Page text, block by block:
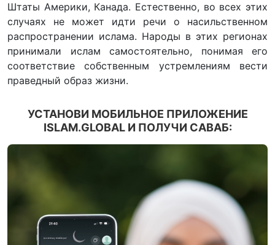
Штаты Америки, Канада. Естественно, во всех этих
случаях не может идти речи о насильственном
распространении ислама. Народы в этих регионах
принимали ислам самостоятельно, понимая его
соответствие собственным устремлениям вести
праведный образ жизни.
УСТАНОВИ МОБИЛЬНОЕ ПРИЛОЖЕНИЕ
ISLAM.GLOBAL И ПОЛУЧИ САВАБ: